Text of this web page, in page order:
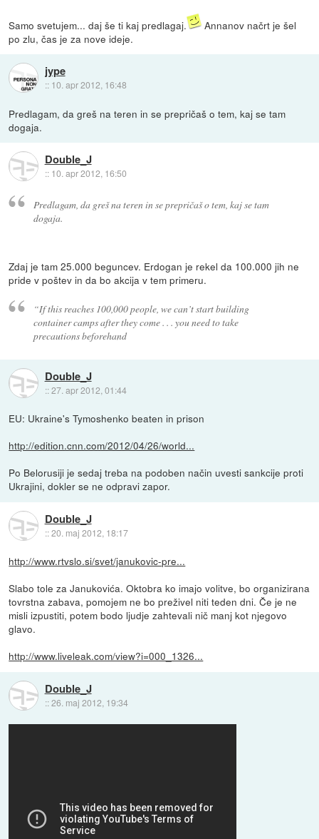
Samo svetujem... daj še ti kaj predlagaj.
Annanov načrt je šel
po zlu, čas je za nove ideje.
jype
:: 10. apr 2012, 16:48
Predlagam, da greš na teren in se prepričaš o tem, kaj se tam
dogaja.
Double_J
:: 10. apr 2012, 16:50
Predlagam, da greš na teren in se prepričaš o tem, kaj se tam
dogaja.
Zdaj je tam 25.000 beguncev. Erdogan je rekel da 100.000 jih ne
pride v poštev in da bo akcija v tem primeru.
“If this reaches 100,000 people, we can’t start building
container camps after they come . . . you need to take
precautions beforehand
Double_J
::27. apr 2012, 01:44
EU: Ukraine's Tymoshenko beaten in prison
http://edition.cnn.com/2012/04/26/world...
Po Belorusiji je sedaj treba na podoben način uvesti sankcije proti
Ukrajini, dokler se ne odpravi zapor.
Double_J
::20. maj 2012, 18:17
http://www.rtvslo.si/svet/janukovic-pre...
Slabo tole za Janukovića. Oktobra ko imajo volitve, bo organizirana
tovrstna zabava, pomojem ne bo preživel niti teden dni. Če je ne
misli izpustiti, potem bodo ljudje zahtevali nič manj kot njegovo
glavo.
http://www.liveleak.com/view?i=000_1326...
Double_J
::26. maj 2012, 19:34